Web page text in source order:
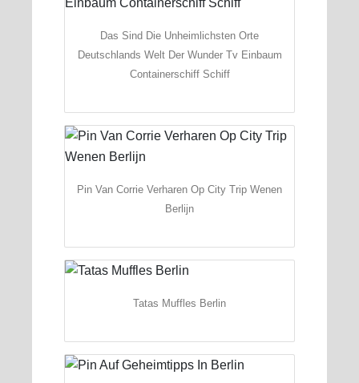
Das Sind Die Unheimlichsten Orte
Deutschlands Welt Der Wunder Tv Einbaum
Containerschiff Schiff
Pin Van Corrie Verharen Op City Trip Wenen
Berlijn
Tatas Muffles Berlin